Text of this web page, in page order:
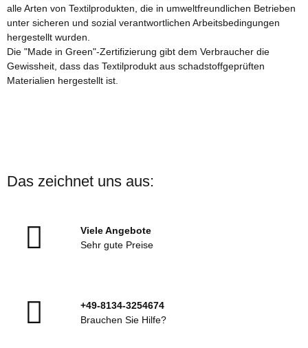
alle Arten von Textilprodukten, die in umweltfreundlichen Betrieben
unter sicheren und sozial verantwortlichen Arbeitsbedingungen
hergestellt wurden.
Die "Made in Green"-Zertifizierung gibt dem Verbraucher die
Gewissheit, dass das Textilprodukt aus schadstoffgeprüften
Materialien hergestellt ist.
Das zeichnet uns aus:
Viele Angebote
Sehr gute Preise
+49-8134-3254674
Brauchen Sie Hilfe?